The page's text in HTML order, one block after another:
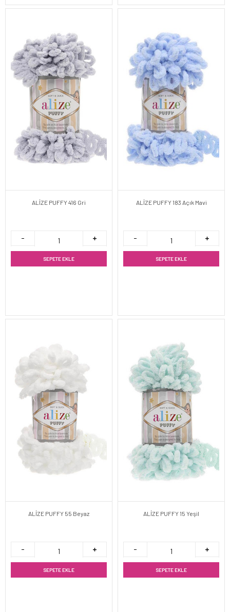
ALİZE PUFFY 416 Gri
SEPETE EKLE
ALİZE PUFFY 183 Açık Mavi
SEPETE EKLE
ALİZE PUFFY 55 Beyaz
SEPETE EKLE
ALİZE PUFFY 15 Yeşil
SEPETE EKLE